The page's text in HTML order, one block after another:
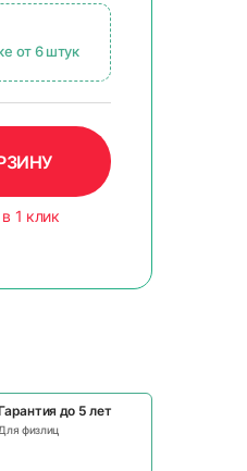
от 6 штук
1 клик
до 5 лет
Для физлиц